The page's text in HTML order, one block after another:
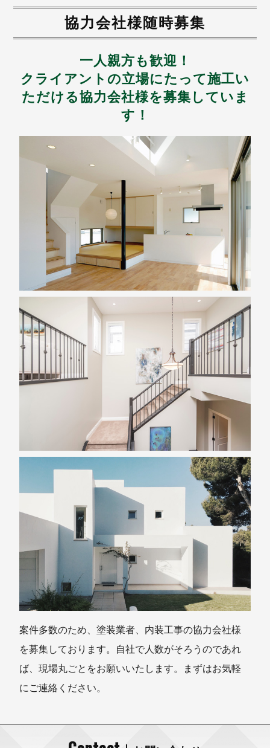
協力会社様随時募集
一人親方も歓迎！
クライアントの立場にたって施工い
ただける協力会社様を募集していま
す！
案件多数のため、塗装業者、内装工事の協力会社様
を募集しております。自社で人数がそろうのであれ
ば、現場丸ごとをお願いいたします。まずはお気軽
にご連絡ください。